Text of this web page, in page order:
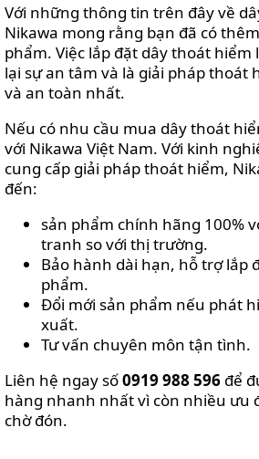
Với những thông tin trên đây về
Nikawa mong rằng bạn đã có
phẩm. Việc lắp đặt dây thoát
lại sự an tâm và là giải pháp thoát
và an toàn nhất.
Nếu có nhu cầu mua dây thoát
với Nikawa Việt Nam. Với kinh
cung cấp giải pháp thoát hiểm,
đến:
sản phẩm chính hãng 100%
tranh so với thị trường.
Bảo hành dài hạn, hỗ trợ lắp
phẩm.
Đổi mới sản phẩm nếu phát
xuất.
Tư vấn chuyên môn tận tình.
Liên hệ ngay số0919 988 596 để
hàng nhanh nhất vì còn nhiều ưu
chờ đón.